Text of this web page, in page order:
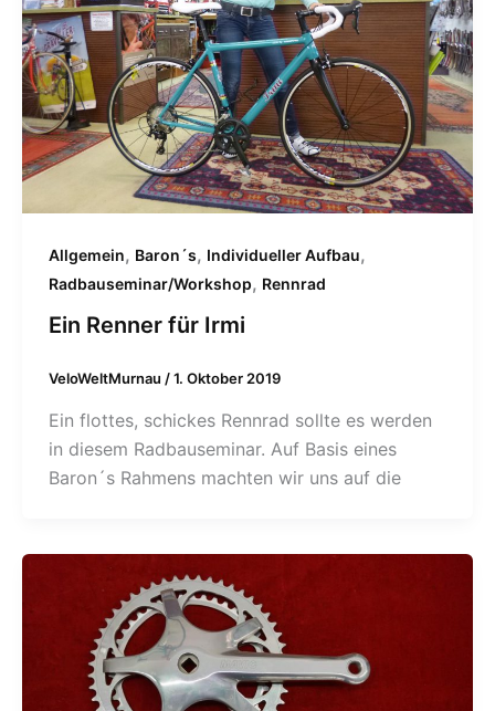
Allgemein, Baron´s, Individueller Aufbau,
Radbauseminar/Workshop, Rennrad
Ein Renner für Irmi
VeloWeltMurnau /1. Oktober 2019
Ein flottes, schickes Rennrad sollte es werden
in diesem Radbauseminar. Auf Basis eines
Baron´s Rahmens machten wir uns auf die